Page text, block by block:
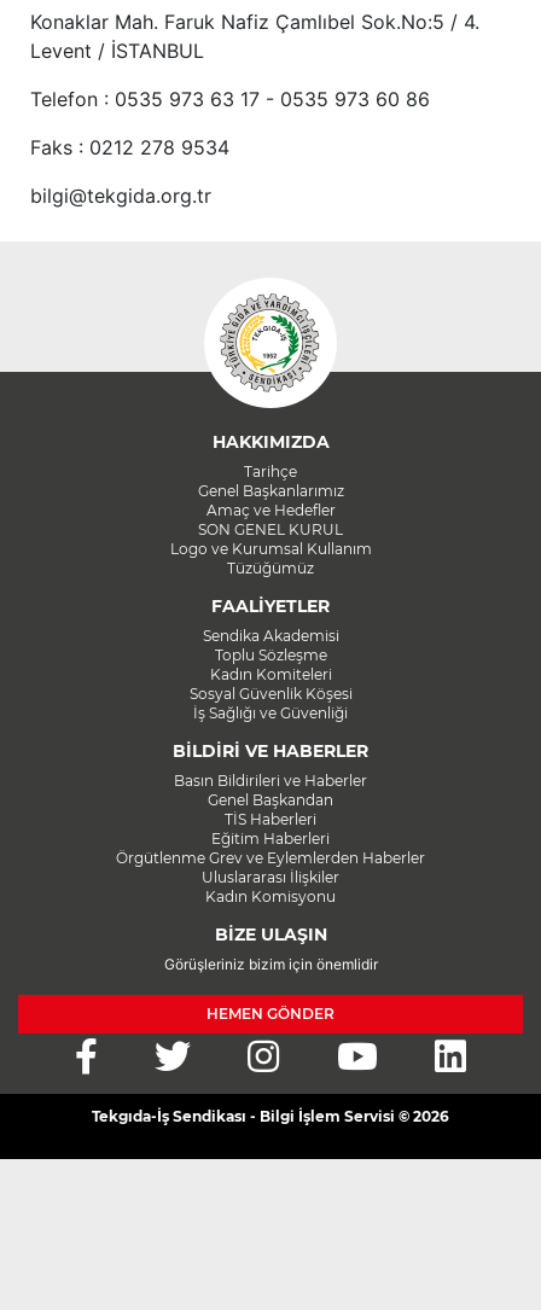
Konaklar Mah. Faruk Nafiz Çamlıbel Sok.No:5 / 4.
Levent / İSTANBUL
Telefon : 0535 973 63 17 - 0535 973 60 86
Faks : 0212 278 9534
bilgi@tekgida.org.tr
HAKKIMIZDA
Tarihçe
Genel Başkanlarımız
Amaç ve Hedefler
SON GENEL KURUL
Logo ve Kurumsal Kullanım
Tüzüğümüz
FAALİYETLER
Sendika Akademisi
Toplu Sözleşme
Kadın Komiteleri
Sosyal Güvenlik Köşesi
İş Sağlığı ve Güvenliği
BİLDİRİ VE HABERLER
Basın Bildirileri ve Haberler
Genel Başkandan
TİS Haberleri
Eğitim Haberleri
Örgütlenme Grev ve Eylemlerden Haberler
Uluslararası İlişkiler
Kadın Komisyonu
BİZE ULAŞIN
Görüşleriniz bizim için önemlidir
HEMEN GÖNDER
Tekgıda-İş Sendikası - Bilgi İşlem Servisi © 2026